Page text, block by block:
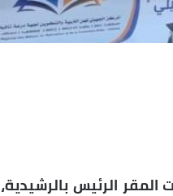
الرئيس بالرشيدية،